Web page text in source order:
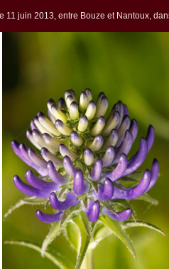
juin 2013, entre Bouze et Nantoux,